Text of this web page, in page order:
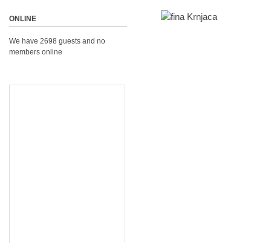
ONLINE
We have 2698 guests and no
members online